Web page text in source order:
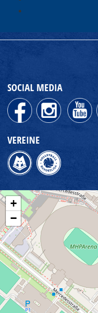
SOCIAL MEDIA
VEREINE
+
−